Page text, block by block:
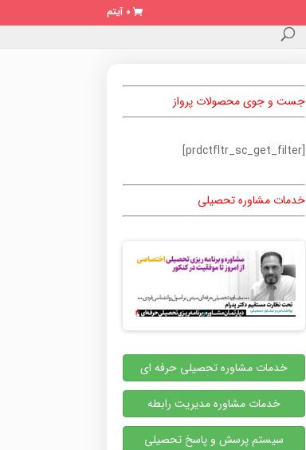
0 آیتم
جست و جوی محصولات پرواز
[prdctfltr_sc_get_filter]
خدمات مشاوره تحصیلی
خدمات مشاوره تحصیلی حرفه ای
خدمات مشاوره مدیریت رابطه
سیستم پرسش و پاسخ تحصیلی